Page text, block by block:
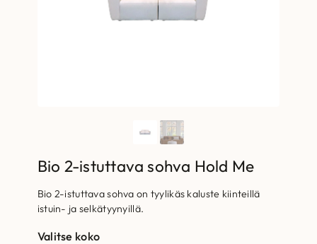
Bio 2-istuttava sohva Hold Me
Bio 2-istuttava sohva on tyylikäs kaluste kiinteillä
istuin- ja selkätyynyillä.
Valitse koko